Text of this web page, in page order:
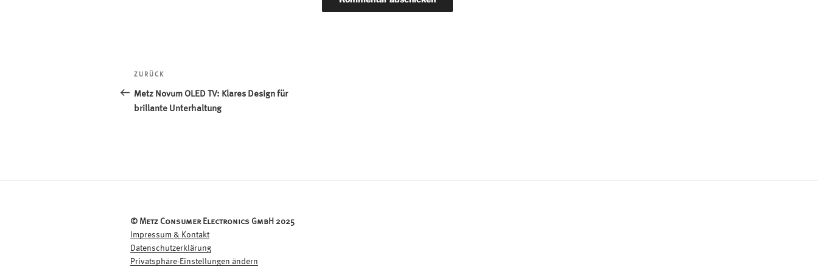
Beitragsnavigation
Vorheriger
Beitrag
ZURÜCK
Metz Novum OLED TV: Klares Design für
brillante Unterhaltung
© Metz Consumer Electronics GmbH 2025
Impressum & Kontakt
Datenschutzerklärung
Privatsphäre-Einstellungen ändern